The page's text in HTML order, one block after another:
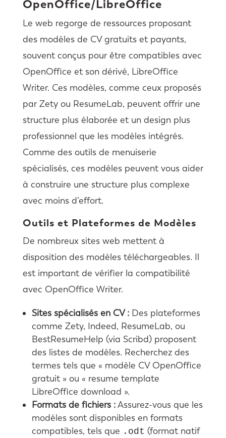
OpenOffice/LibreOffice
Le web regorge de ressources proposant
des modèles de CV gratuits et payants,
souvent conçus pour être compatibles avec
OpenOffice et son dérivé, LibreOffice
Writer. Ces modèles, comme ceux proposés
par Zety ou ResumeLab, peuvent offrir une
structure plus élaborée et un design plus
professionnel que les modèles intégrés.
Comme des outils de menuiserie
spécialisés, ces modèles peuvent vous aider
à construire une structure plus complexe
avec moins d’effort.
Outils et Plateformes de Modèles
De nombreux sites web mettent à
disposition des modèles téléchargeables. Il
est important de vérifier la compatibilité
avec OpenOffice Writer.
Sites spécialisés en CV :Des plateformes
comme Zety, Indeed, ResumeLab, ou
BestResumeHelp (via Scribd) proposent
des listes de modèles. Recherchez des
termes tels que « modèle CV OpenOffice
gratuit » ou « resume template
LibreOffice download ».
Formats de fichiers :Assurez-vous que les
modèles sont disponibles en formats
compatibles, tels que .odt (format natif